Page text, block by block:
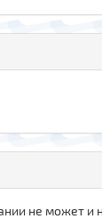
не может и